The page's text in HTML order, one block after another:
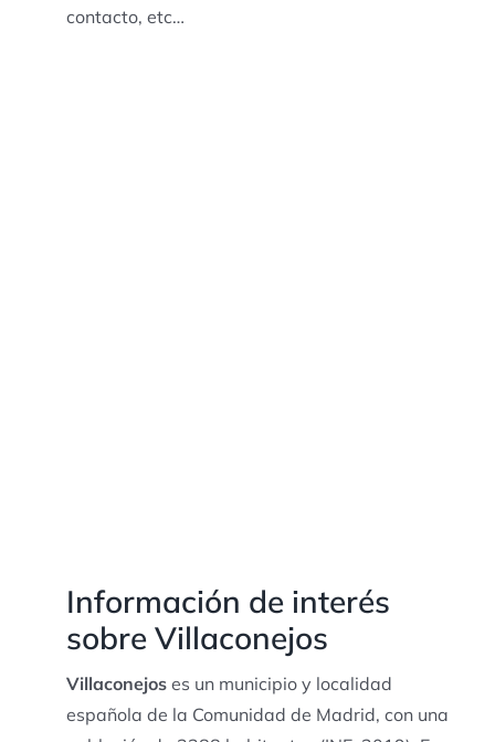
contacto, etc…
Información de interés
sobre Villaconejos
Villaconejoses un municipio y localidad
española de la Comunidad de Madrid, con una